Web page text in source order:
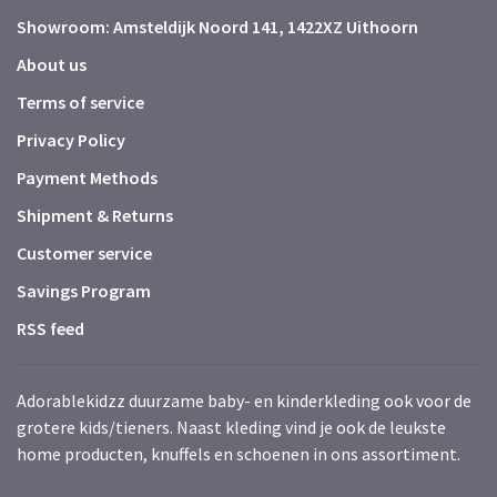
Showroom: Amsteldijk Noord 141, 1422XZ Uithoorn
About us
Terms of service
Privacy Policy
Payment Methods
Shipment & Returns
Customer service
Savings Program
RSS feed
Adorablekidzz duurzame baby- en kinderkleding ook voor de
grotere kids/tieners. Naast kleding vind je ook de leukste
home producten, knuffels en schoenen in ons assortiment.